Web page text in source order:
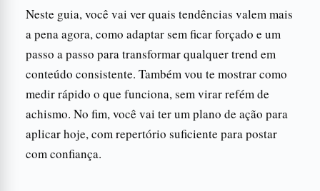
Neste guia, você vai ver quais tendências valem mais
a pena agora, como adaptar sem ficar forçado e um
passo a passo para transformar qualquer trend em
conteúdo consistente. Também vou te mostrar como
medir rápido o que funciona, sem virar refém de
achismo. No fim, você vai ter um plano de ação para
aplicar hoje, com repertório suficiente para postar
com confiança.